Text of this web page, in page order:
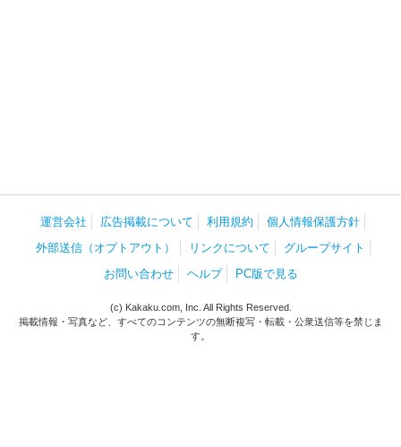
運営会社 広告掲載について 利用規約
個人情報保護方針
外部送信（オプトアウト）
リンクについて
グループサイト
お問い合わせ
ヘルプ PC版で見る
(c) Kakaku.com, Inc. All Rights Reserved.
掲載情報・写真など、すべてのコンテンツの無断複写・転載・公衆送信等を禁じま
す。